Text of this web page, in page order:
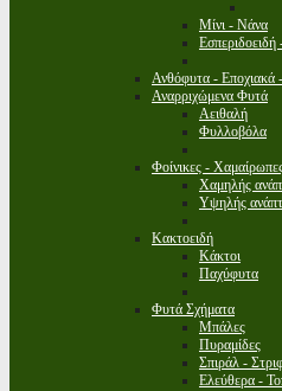
Μίνι - Νάνα
Ανθόφυτα -
Αναρριχώμενα Φυτά
Αειθαλή
Φυλλοβόλα
Φοίνικες -
Χαμηλής
Υψηλής
Κακτοειδή
Κάκτοι
Παχύφυτα
Φυτά Σχήματα
Μπάλες
Πυραμίδες
Σπιράλ -
Ελεύθερα -